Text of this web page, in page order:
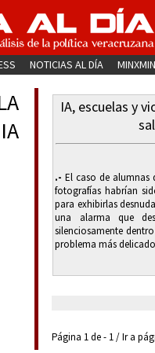
NOTICIAS AL DÍA
IA
IA, escuelas y
.- El caso de alumnas
fotografías habrían
para exhibirlas
una alarma que
silenciosamente
problema más
Página 1 de - 1 / Ir a